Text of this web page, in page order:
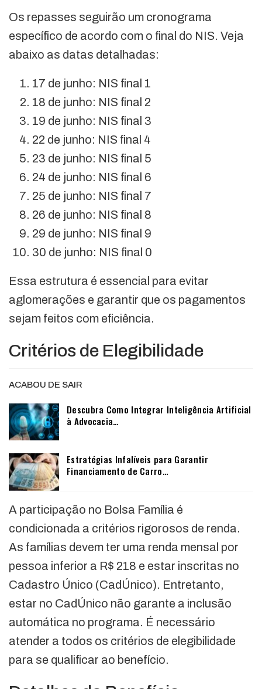
Os repasses seguirão um cronograma
específico de acordo com o final do NIS. Veja
abaixo as datas detalhadas:
17 de junho: NIS final 1
18 de junho: NIS final 2
19 de junho: NIS final 3
22 de junho: NIS final 4
23 de junho: NIS final 5
24 de junho: NIS final 6
25 de junho: NIS final 7
26 de junho: NIS final 8
29 de junho: NIS final 9
30 de junho: NIS final 0
Essa estrutura é essencial para evitar
aglomerações e garantir que os pagamentos
sejam feitos com eficiência.
Critérios de Elegibilidade
ACABOU DE SAIR
Descubra Como Integrar Inteligência Artificial
à Advocacia…
Estratégias Infalíveis para Garantir
Financiamento de Carro…
A participação no Bolsa Família é
condicionada a critérios rigorosos de renda.
As famílias devem ter uma renda mensal por
pessoa inferior a R$ 218 e estar inscritas no
Cadastro Único (CadÚnico). Entretanto,
estar no CadÚnico não garante a inclusão
automática no programa. É necessário
atender a todos os critérios de elegibilidade
para se qualificar ao benefício.